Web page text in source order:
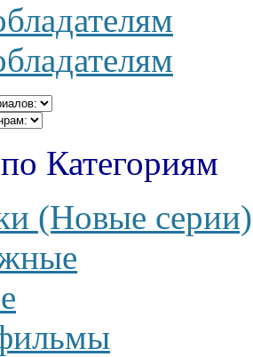
Категориям
(Новые серии)